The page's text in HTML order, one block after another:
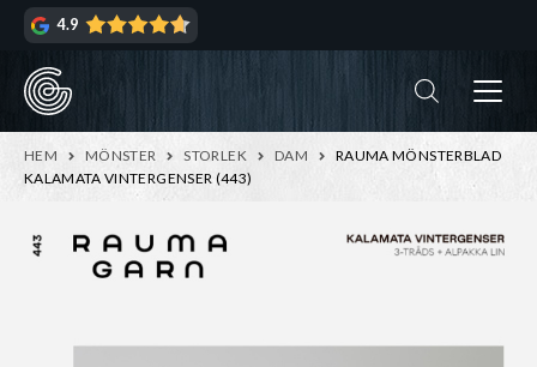
Hoppa
navigering
Hoppa
innehåll
4.9
HEM MÖNSTER STORLEK DAM
RAUMA MÖNSTERBLAD
KALAMATA VINTERGENSER (443)